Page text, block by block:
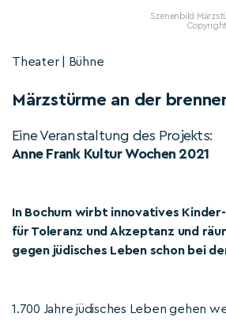
Szenenbild
Theater | Bühne
Märzstürme an der
Eine Veranstaltung des Projekts:
Anne Frank Kultur Wochen 2021
In Bochum wirbt innovatives
für Toleranz und Akzeptanz und
gegen jüdisches Leben schon bei
1.700 Jahre jüdisches Leben gehen